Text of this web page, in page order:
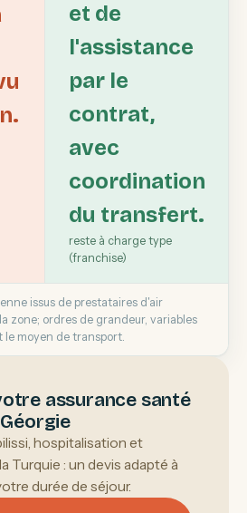
et de
l'assistance
par le
contrat,
avec
coordination
du transfert.
reste à charge type
(franchise)
issus de prestataires d'air
zone; ordres de grandeur, variables
le moyen de transport.
assurance santé
hospitalisation et
Turquie : un devis adapté à
durée de séjour.